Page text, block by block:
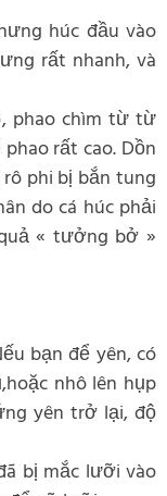
húc đầu vào
rất nhanh, và
phao chìm từ từ
rất cao. Dồn
phi bị bắn tung
do cá húc phải
« tưởng bở »
bạn để yên, có
nhô lên hụp
yên trở lại, độ
bị mắc lưỡi vào